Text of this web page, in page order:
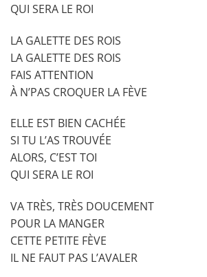
QUI SERA LE ROI
LA GALETTE DES ROIS
LA GALETTE DES ROIS
FAIS ATTENTION
À N’PAS CROQUER LA FÈVE
ELLE EST BIEN CACHÉE
SI TU L’AS TROUVÉE
ALORS, C’EST TOI
QUI SERA LE ROI
VA TRÈS, TRÈS DOUCEMENT
POUR LA MANGER
CETTE PETITE FÈVE
IL NE FAUT PAS L’AVALER